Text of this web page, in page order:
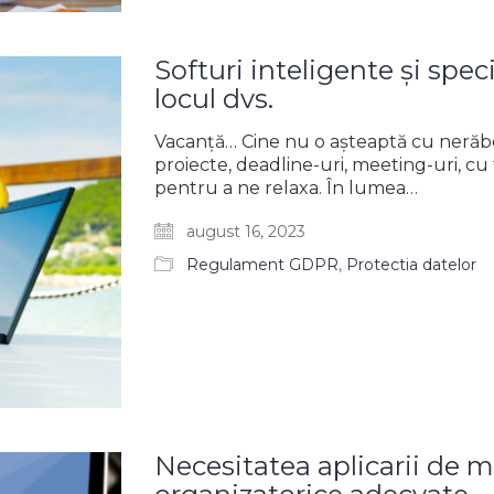
Softuri inteligente și
locul dvs.
Vacanță… Cine nu o așteaptă cu
proiecte, deadline-uri, meeting-uri,
pentru a ne relaxa. În lumea…
august 16, 2023
Regulament GDPR, Protectia datelor
Necesitatea aplicarii de